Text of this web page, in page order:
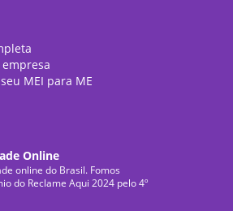
MEI para ME
Online
online do Brasil. Fomos
do Reclame Aqui 2024 pelo 4º